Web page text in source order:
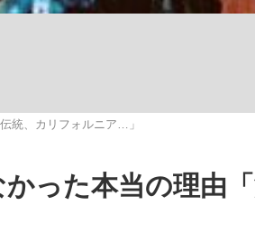
「敗因分析は一切聞かれな
統、カリフォルニア…」
った本当の理由